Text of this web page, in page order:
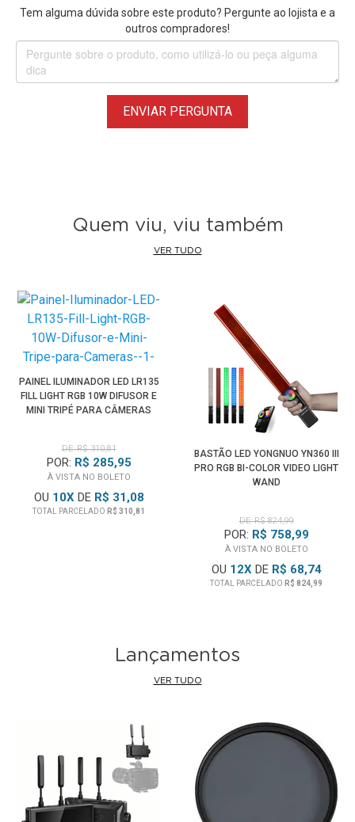
Vlogs, Vídeo para Youtube, Selfies, Live Streaming, e muito
mais.
*Tripé de Iluminação
Tem alguma dúvida sobre este produto? Pergunte ao lojista e a
outros compradores!
ENVIAR PERGUNTA
Quem viu, viu também
VER TUDO
PAINEL ILUMINADOR LED LR135
FILL LIGHT RGB 10W DIFUSOR E
MINI TRIPÉ PARA CÂMERAS
DE: R$ 310,81
POR: R$ 285,95
À VISTA NO BOLETO
OU 10XDE R$ 31,08
TOTAL PARCELADO R$ 310,81
BASTÃO LED YONGNUO YN360 III
PRO RGB BI-COLOR VIDEO LIGHT
WAND
DE: R$ 824,99
POR: R$ 758,99
À VISTA NO BOLETO
OU 12XDE R$ 68,74
TOTAL PARCELADO R$ 824,99
Lançamentos
VER TUDO